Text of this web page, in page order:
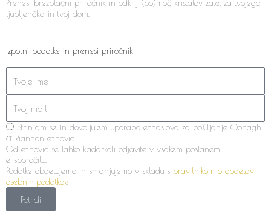
Prenesi brezplačni priročnik in odkrij (po)moč kristalov zate, za tvojega
ljubljenčka in tvoj dom.
Izpolni podatke in prenesi priročnik
Strinjam se in dovoljujem uporabo e-naslova za pošiljanje Oonagh
& Riannon e-novic.
Od e-novic se lahko kadarkoli odjavite v vsakem poslanem
e-sporočilu.
Podatke obdelujemo in shranjujemo v skladu s pravilnikom o obdelavi
osebnih podatkov.
Potrdi